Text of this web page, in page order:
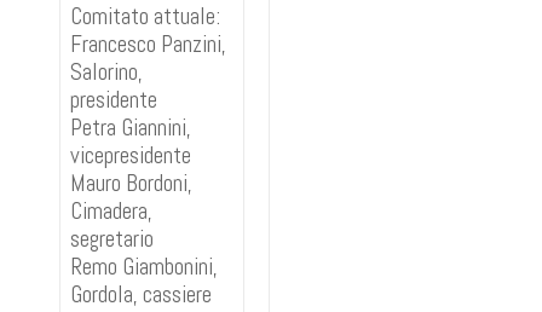
Comitato attuale:
Francesco Panzini,
Salorino,
presidente
Petra Giannini,
vicepresidente
Mauro Bordoni,
Cimadera,
segretario
Remo Giambonini,
Gordola, cassiere